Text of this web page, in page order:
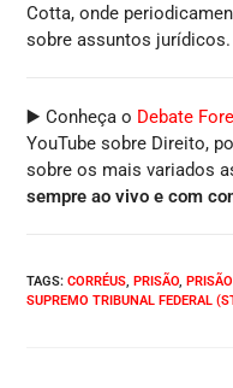
Cotta, onde
sobre assuntos jurídicos.
▶️ Conheça o Debate
YouTube sobre Direito,
sobre os mais variados
sempre ao vivo e com
TAGS:CORRÉUS PRISÃO
SUPREMO TRIBUNAL FEDERAL